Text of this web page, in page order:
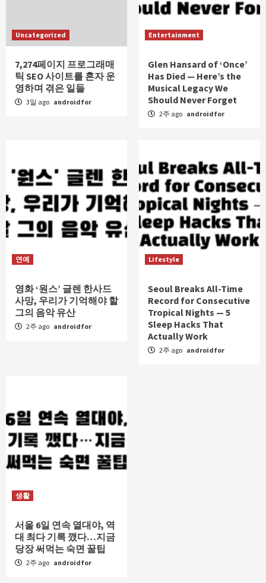
Uncategorized
7,274페이지 프로그래매
틱 SEO 사이트를 혼자 운
영하며 겪은 일들
3일 ago androidfor
Entertainment
Glen Hansard of ‘Once’
Has Died — Here’s the
Musical Legacy We
Should Never Forget
2주 ago androidfor
연예
영화 ‘원스’ 글렌 한사드
사망, 우리가 기억해야 할
그의 음악 유산
2주 ago androidfor
Lifestyle
Seoul Breaks All-Time
Record for Consecutive
Tropical Nights — 5
Sleep Hacks That
Actually Work
2주 ago androidfor
생활
서울 6일 연속 열대야, 역
대 최다 기록 깼다…지금
당장 써먹는 숙면 꿀팁
2주 ago androidfor